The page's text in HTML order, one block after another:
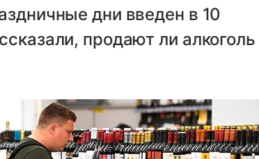
дни введен в 10
продают ли алкоголь